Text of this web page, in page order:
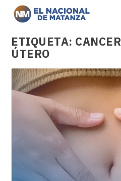
ETIQUETA:
ÚTERO